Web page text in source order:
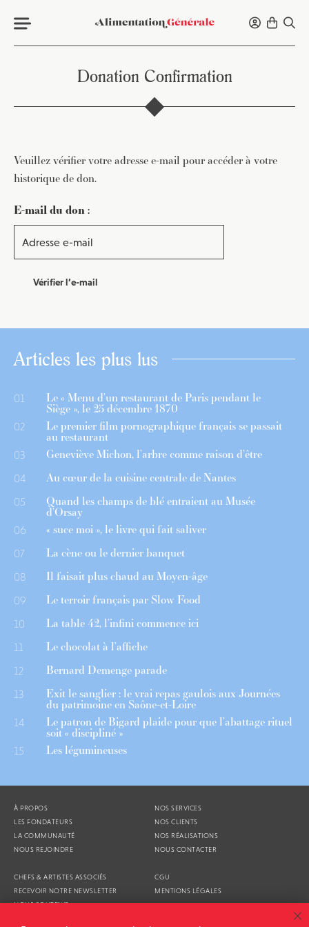
Donation Confirmation
Veuillez vérifier votre adresse e-mail pour accéder à votre
historique de don.
E-mail du don :
Articles les plus lus
01 Le « Menu d’un restaurant de Paris pendant le
Siège », le 25 décembre 1870
02 Le premier film pornographique français se passait
au restaurant
03 Geneviève Michon, l’arbre comme raison d’être
04 Au cœur de la cuisine centrale de Nantes
05 Quand les champs de blé entraient au Musée
d’Orsay
06 « suce moi », le livre qui fait saliver
07 La cène ou le dernier banquet
08 Il faisait plus chaud au Moyen-âge
09 Le terroir français par Slow Food
10 La table 42, l’infini commence ici
11 Le chocolat à l’affiche
12 Bernard Demenge parade
13 Exit le sanglier : le vrai repas gaulois aux Journées
du patrimoine en Saône-et-Loire
14 Le patron de Bigard plaide pour que l’abattage rituel
soit « discipliné »
15 Les légumineuses
À PROPOS
LES FONDATEURS
LA COMMUNAUTÉ
NOUS REJOINDRE
NOS SERVICES
NOS CLIENTS
NOS RÉALISATIONS
NOUS CONTACTER
CHEFS & ARTISTES ASSOCIÉS
RECEVOIR NOTRE NEWSLETTER
NOUS SOUTENIR
CGU
MENTIONS LÉGALES